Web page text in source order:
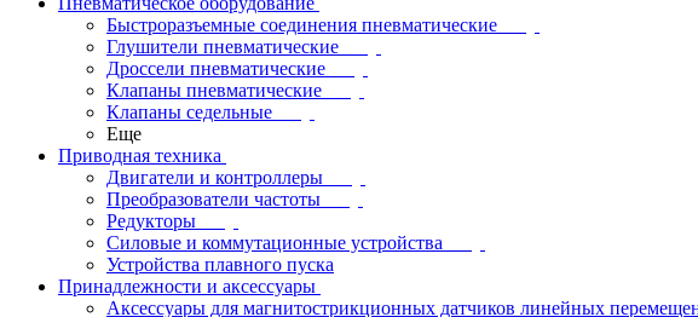
Быстроразъемные соединения пневматические
Глушители пневматические
Дроссели пневматические
Клапаны пневматические
Клапаны седельные
Еще
Приводная техника
Двигатели и контроллеры
Преобразователи частоты
Редукторы
Силовые и коммутационные устройства
Устройства плавного пуска
Принадлежности и аксессуары
Аксессуары для магнитострикционных датчиков линейных